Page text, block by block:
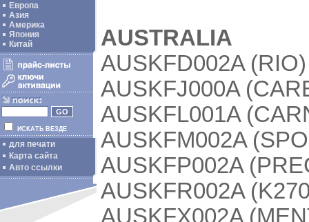
Европа
Азия
Америка
Япония
Китай
ИСКАТЬ ВЕЗДЕ
для печати
Карта сайта
Авто ссылки
AUSTRALIA
AUSKFD002A (RIO)
AUSKFJ000A
AUSKFL001A
AUSKFM002A
AUSKFP002A
AUSKFR002A
AUSKFX002A